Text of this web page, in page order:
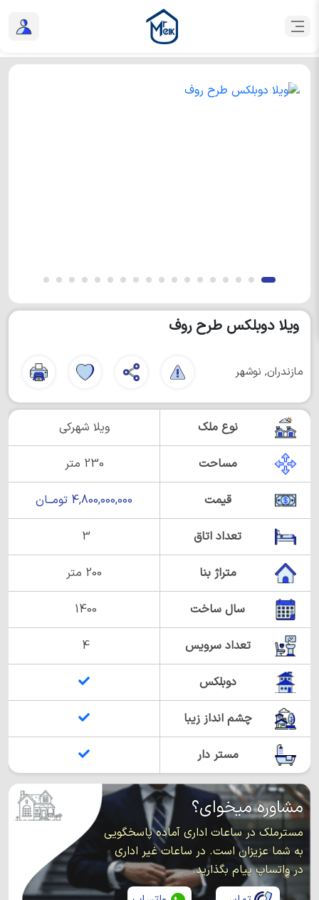
ویلا دوبلکس طرح روف
مازندران, نوشهر
نوع ملک ویلا شهرکی
مساحت 230 متر
قیمت 4,800,000,000 تومــان
تعداد اتاق 3
متراژ بنا 200 متر
سال ساخت 1400
تعداد سرویس 4
دوبلکس
چشم انداز زیبا
مستر دار
مشاوره میخوای؟
مسترملک در ساعات اداری آماده پاسخگویی
به شما عزیزان است. در ساعات غیر اداری
در واتساپ پیام بگذارید.